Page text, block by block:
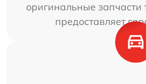
оригинальные запчасти
предоставляет